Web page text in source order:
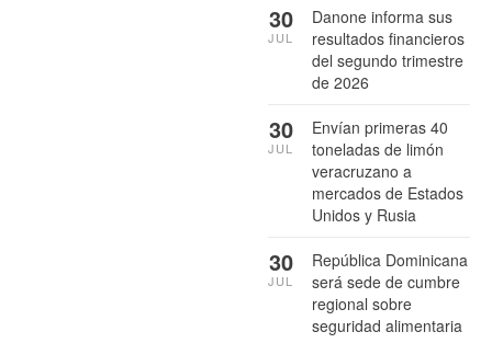
Danone informa sus
resultados financieros
del segundo trimestre
de 2026
30
JUL
Envían primeras 40
toneladas de limón
veracruzano a
mercados de Estados
Unidos y Rusia
30
JUL
República Dominicana
será sede de cumbre
regional sobre
seguridad alimentaria
30
JUL